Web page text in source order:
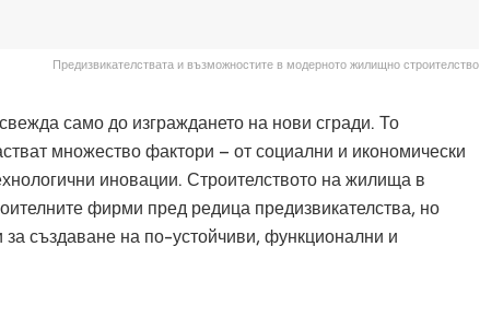
Предизвикателствата и възможностите в модерното жилищно строителство
само до изграждането на нови сгради. То
множество фактори – от социални и икономически
иновации. Строителството на жилища в
фирми пред редица предизвикателства, но
създаване на по-устойчиви, функционални и